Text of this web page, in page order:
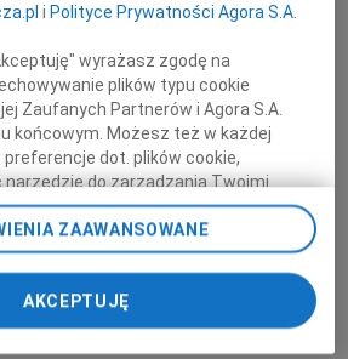
składają
ENEA Operator
i Polityce Prywatności Agora S.A.
wyrażasz zgodę na
plików typu cookie
Zaufanych Partnerów i Agora S.A.
końcowym. Możesz też w każdej
dot. plików cookie,
narzędzie do zarządzania Twoimi
danych poprzez
prywatności” w stopce serwisu i
„Ustawienia zaawansowane”.
cookie możliwa jest także za
i Agora S.A. możemy
ZAAWANSOWANE
AKCEPTUJĘ